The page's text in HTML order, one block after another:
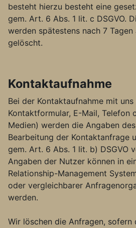
besteht hierzu besteht eine
gem. Art. 6 Abs. 1 lit. c DSGVO.
werden spätestens nach 7
gelöscht.
Kontaktaufnahme
Bei der Kontaktaufnahme mit uns
Kontaktformular, E-Mail, Telefon
Medien) werden die Angaben
Bearbeitung der Kontaktanfrage
gem. Art. 6 Abs. 1 lit. b) DSGVO
Angaben der Nutzer können in
Relationship-Management
oder vergleichbarer
werden.
Wir löschen die Anfragen, sofern